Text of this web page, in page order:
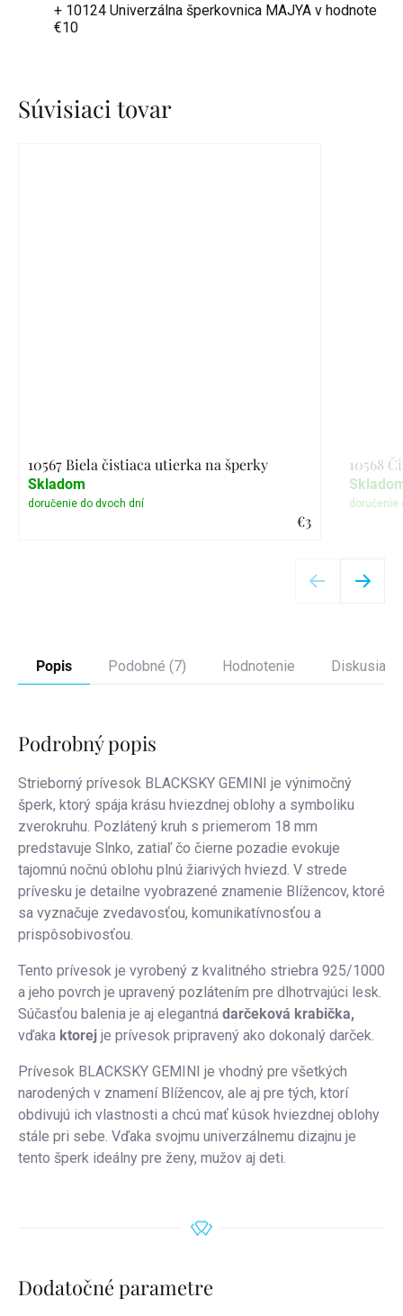
+ 10124 Univerzálna šperkovnica MAJYA v hodnote
€10
Súvisiaci tovar
10567 Biela čistiaca utierka na šperky
€3
Skladom
10568
Popis Podobné (7) Hodnotenie Diskusia
Podrobný popis
Strieborný prívesok BLACKSKY GEMINI je výnimočný
šperk, ktorý spája krásu hviezdnej oblohy a symboliku
zverokruhu. Pozlátený kruh s priemerom 18 mm
predstavuje Slnko, zatiaľ čo čierne pozadie evokuje
tajomnú nočnú oblohu plnú žiarivých hviezd. V strede
prívesku je detailne vyobrazené znamenie Blížencov, ktoré
sa vyznačuje zvedavosťou, komunikatívnosťou a
prispôsobivosťou.
Tento prívesok je vyrobený z kvalitného striebra 925/1000
a jeho povrch je upravený pozlátením pre dlhotrvajúci lesk.
Súčasťou balenia je aj elegantná darčeková krabička,
vďaka ktorej je prívesok pripravený ako dokonalý darček.
Prívesok BLACKSKY GEMINI je vhodný pre všetkých
narodených v znamení Blížencov, ale aj pre tých, ktorí
obdivujú ich vlastnosti a chcú mať kúsok hviezdnej oblohy
stále pri sebe. Vďaka svojmu univerzálnemu dizajnu je
tento šperk ideálny pre ženy, mužov aj deti.
Dodatočné parametre